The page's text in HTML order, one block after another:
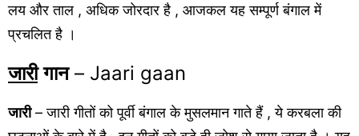
लय और ताल , अधिक जोरदार है , आजकल यह सम्पूर्ण बंगाल में
प्रचलित है ।
जारी गान– Jaari gaan
जारी– जारी गीतों को पूर्वी बंगाल के मुसलमान गाते हैं , ये करबला की